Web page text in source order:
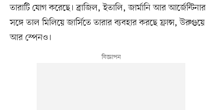
তারাটি যোগ করেছে। ব্রাজিল, ইতালি, জার্মানি আর আর্জেন্টিনার
সঙ্গে তাল মিলিয়ে জার্সিতে তারার ব্যবহার করছে ফ্রান্স, উরুগুয়ে
আর স্পেনও।